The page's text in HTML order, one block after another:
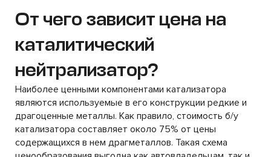
От чего зависит цена на
каталитический
нейтрализатор?
Наиболее ценными компонентами катализатора
являются используемые в его конструкции редкие и
драгоценные металлы. Как правило, стоимость б/у
катализатора составляет около 75% от цены
содержащихся в нем драгметаллов. Такая схема